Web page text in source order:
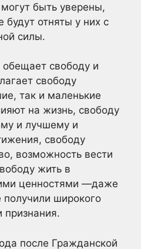
быть уверены,
будут отняты у них с
силы.
свободу и
свободу
так и маленькие
на жизнь, свободу
и лучшему и
свободу
возможность вести
жить в
ценностями —даже
получили широкого
признания.
после Гражданской